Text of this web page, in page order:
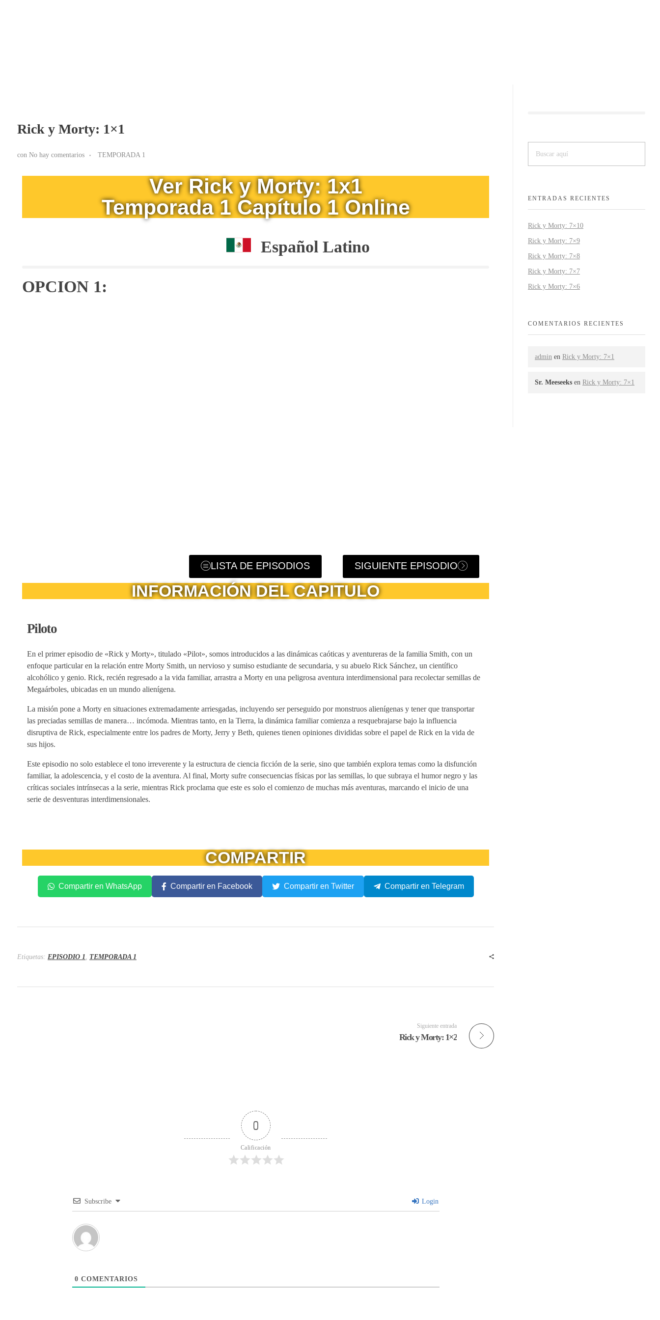
Rick y Morty: 1×1
con No hay comentarios TEMPORADA 1
Ver Rick y Morty: 1x1
Temporada 1 Capítulo 1 Online
Español Latino
OPCION 1:
LISTA DE EPISODIOS SIGUIENTE EPISODIO
INFORMACIÓN DEL CAPITULO
Piloto
En el primer episodio de «Rick y Morty», titulado «Pilot», somos introducidos a las dinámicas caóticas y aventureras de la familia Smith, con un
enfoque particular en la relación entre Morty Smith, un nervioso y sumiso estudiante de secundaria, y su abuelo Rick Sánchez, un científico
alcohólico y genio. Rick, recién regresado a la vida familiar, arrastra a Morty en una peligrosa aventura interdimensional para recolectar semillas de
Megaárboles, ubicadas en un mundo alienígena.
La misión pone a Morty en situaciones extremadamente arriesgadas, incluyendo ser perseguido por monstruos alienígenas y tener que transportar
las preciadas semillas de manera… incómoda. Mientras tanto, en la Tierra, la dinámica familiar comienza a resquebrajarse bajo la influencia
disruptiva de Rick, especialmente entre los padres de Morty, Jerry y Beth, quienes tienen opiniones divididas sobre el papel de Rick en la vida de
sus hijos.
Este episodio no solo establece el tono irreverente y la estructura de ciencia ficción de la serie, sino que también explora temas como la disfunción
familiar, la adolescencia, y el costo de la aventura. Al final, Morty sufre consecuencias físicas por las semillas, lo que subraya el humor negro y las
críticas sociales intrínsecas a la serie, mientras Rick proclama que este es solo el comienzo de muchas más aventuras, marcando el inicio de una
serie de desventuras interdimensionales.
COMPARTIR
Compartir en WhatsApp Compartir en Facebook Compartir en Twitter Compartir en Telegram
Etiquetas: EPISODIO 1 TEMPORADA 1
Siguiente entrada
Rick y Morty: 1×2
0
Calificación
Subscribe Login
0 COMENTARIOS
ENTRADAS RECIENTES
Rick y Morty: 7×10
Rick y Morty: 7×9
Rick y Morty: 7×8
Rick y Morty: 7×7
Rick y Morty: 7×6
COMENTARIOS RECIENTES
admin en Rick y Morty: 7×1
Sr. Meeseeks en Rick y Morty: 7×1